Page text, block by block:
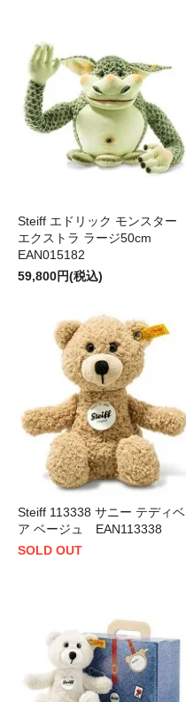
Steiff エドリック モンスター
エクストラ ラージ50cm
EAN015182
59,800円(税込)
Steiff 113338 サニー テディベ
ア ベージュ EAN113338
SOLD OUT